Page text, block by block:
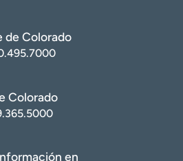
de Colorado
Colorado
en